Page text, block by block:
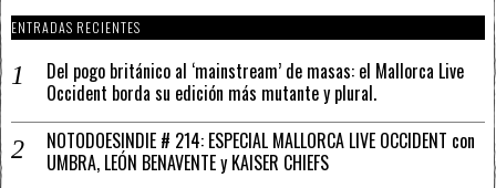
ENTRADAS RECIENTES
Del pogo británico al ‘mainstream’ de masas: el Mallorca Live
Occident borda su edición más mutante y plural.
NOTODOESINDIE # 214: ESPECIAL MALLORCA LIVE OCCIDENT con
UMBRA, LEÓN BENAVENTE y KAISER CHIEFS